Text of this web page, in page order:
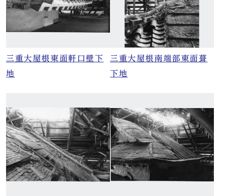
三重大屋根東面軒口壁下
地
三重大屋根南端部東面葺
下地